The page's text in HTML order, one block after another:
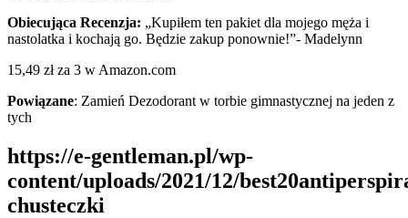
Obiecująca Recenzja: „Kupiłem ten pakiet dla mojego męża i
nastolatka i kochają go. Będzie zakup ponownie!”- Madelynn
15,49 zł za 3 w Amazon.com
Powiązane: Zamień Dezodorant w torbie gimnastycznej na jeden z
tych
https://e-gentleman.pl/wp-
content/uploads/2021/12/
chusteczki